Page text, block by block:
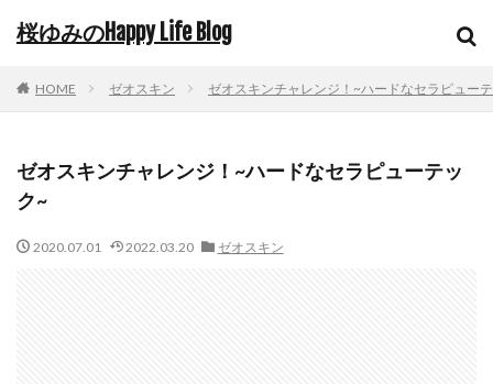
桜ゆみのHappy Life Blog
HOME ゼオスキン ゼオスキンチャレンジ！~ハードなセラピュー
ゼオスキンチャレンジ！~ハードなセラピューテッ
ク~
2020.07.01 2022.03.20 ゼオスキン